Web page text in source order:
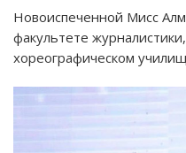
Новоиспеченной Мисс
факультете
хореографическом